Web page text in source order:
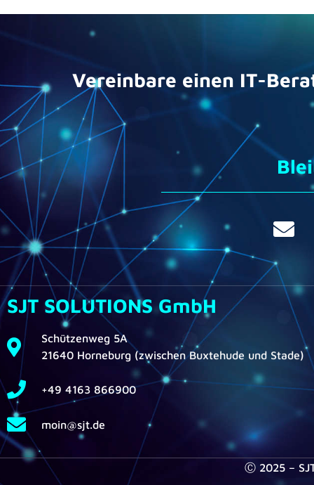
Vereinbare einen IT-
SJT SOLUTIONS GmbH
Schützenweg 5A
21640 Horneburg (zwischen Buxtehude und Stade)
+49 4163 866900
moin@sjt.de
Ⓒ 2025 –